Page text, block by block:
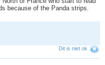
because of the Panda strips.
Dit is niet ok